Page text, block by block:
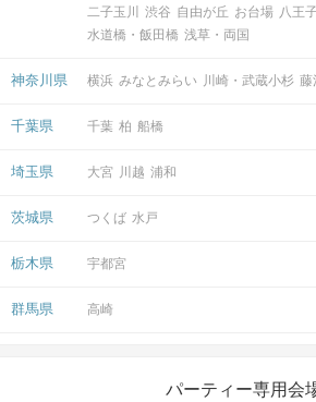
二子玉川
渋谷 自由が丘 お台場 八王
水道橋・飯田橋 浅草・両国
神奈川県 横浜 みなとみらい 川崎・武蔵小杉 藤
千葉県 千葉 柏 船橋
埼玉県 大宮 川越 浦和
茨城県 つくば 水戸
栃木県 宇都宮
群馬県 高崎
パーティー専用会